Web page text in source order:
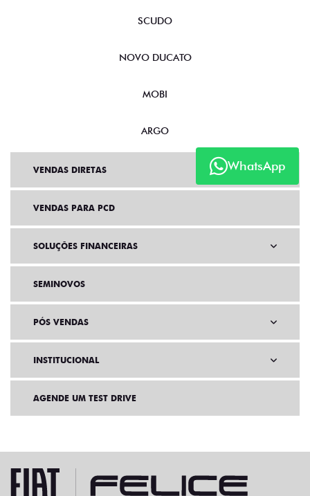
WhatsApp
SCUDO
NOVO DUCATO
MOBI
ARGO
VENDAS DIRETAS
VENDAS PARA PCD
SOLUÇÕES FINANCEIRAS
SEMINOVOS
PÓS VENDAS
INSTITUCIONAL
AGENDE UM TEST DRIVE